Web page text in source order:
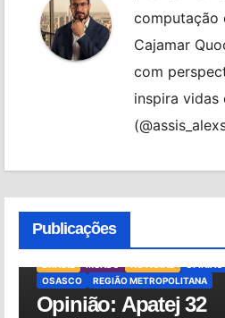
computação
Cajamar
com
inspira vidas
Publicações
OSASCO
REGIÃO METROPOLITANA
Opinião: Apatej 32